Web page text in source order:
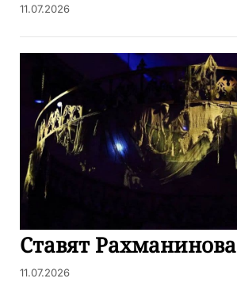
11.07.2026
Ставят Рахманинова
11.07.2026